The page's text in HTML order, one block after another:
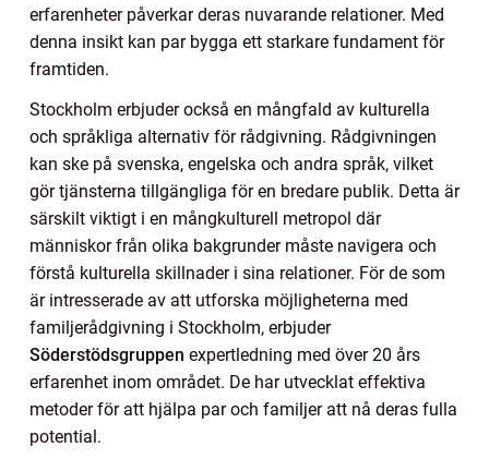
erfarenheter påverkar deras nuvarande relationer. Med
denna insikt kan par bygga ett starkare fundament för
framtiden.
Stockholm erbjuder också en mångfald av kulturella
och språkliga alternativ för rådgivning. Rådgivningen
kan ske på svenska, engelska och andra språk, vilket
gör tjänsterna tillgängliga för en bredare publik. Detta är
särskilt viktigt i en mångkulturell metropol där
människor från olika bakgrunder måste navigera och
förstå kulturella skillnader i sina relationer. För de som
är intresserade av att utforska möjligheterna med
familjerådgivning i Stockholm, erbjuder
Söderstödsgruppen expertledning med över 20 års
erfarenhet inom området. De har utvecklat effektiva
metoder för att hjälpa par och familjer att nå deras fulla
potential.